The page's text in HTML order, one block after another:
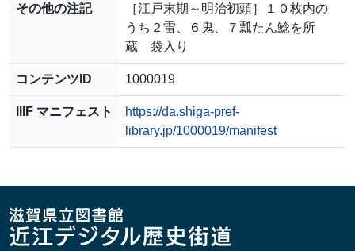
その他の注記
［江戸末期～明治初頭］１０枚内の
うち２雷、６鬼、７瓢たん鯰を所
蔵 袋入り
コンテンツID 1000019
IIIF マニフェスト
https://da.shiga-pref-
library.jp/1000019/manifest